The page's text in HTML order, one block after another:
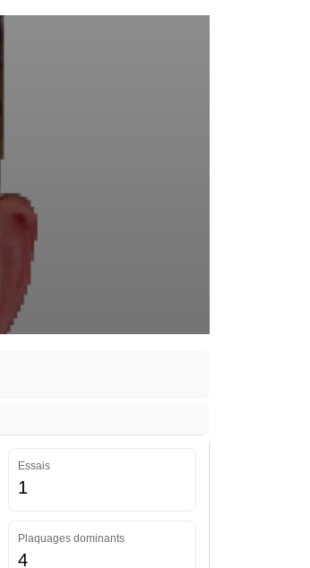
Essais
1
Plaquages dominants
4